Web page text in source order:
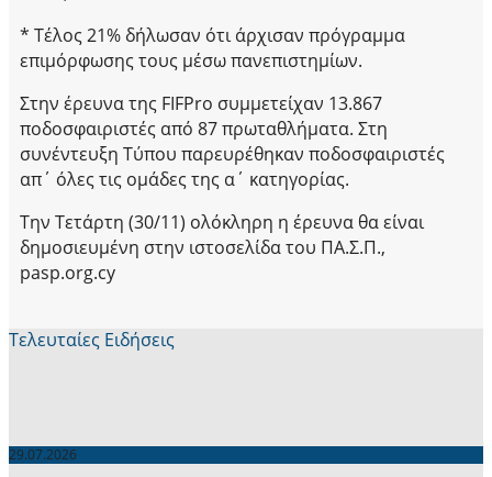
* Τέλος 21% δήλωσαν ότι άρχισαν πρόγραμμα
επιμόρφωσης τους μέσω πανεπιστημίων.
Στην έρευνα της FIFPro συμμετείχαν 13.867
ποδοσφαιριστές από 87 πρωταθλήματα. Στη
συνέντευξη Τύπου παρευρέθηκαν ποδοσφαιριστές
απ΄ όλες τις ομάδες της α΄ κατηγορίας.
Την Τετάρτη (30/11) ολόκληρη η έρευνα θα είναι
δημοσιευμένη στην ιστοσελίδα του ΠΑ.Σ.Π.,
pasp.org.cy
Τελευταίες Ειδήσεις
29.07.2026